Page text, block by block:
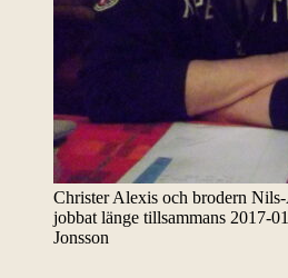
Christer Alexis och brodern
jobbat länge tillsammans 2017-
Jonsson